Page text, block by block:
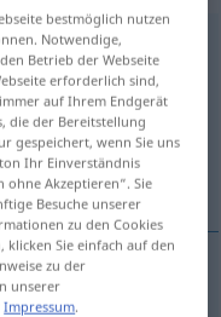
antippen)
bestmöglich nutzen
Notwendige,
Betrieb der Webseite
erforderlich sind,
auf Ihrem Endgerät
die der Bereitstellung
gespeichert, wenn Sie uns
Ihr Einverständnis
ohne Akzeptieren“. Sie
Besuche unserer
zu den Cookies
Sie einfach auf den
zu der
unserer
Impressum.